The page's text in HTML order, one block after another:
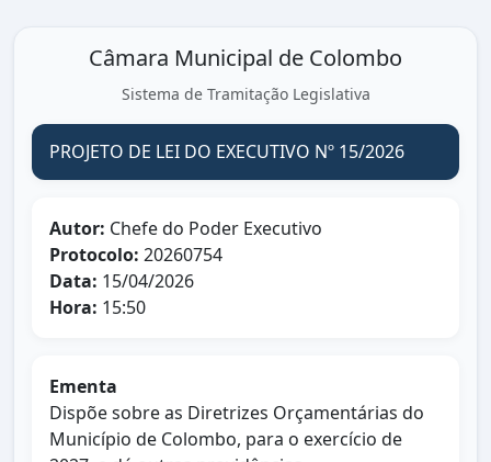
Câmara Municipal de Colombo
Sistema de Tramitação Legislativa
PROJETO DE LEI DO EXECUTIVO Nº 15/2026
Autor: Chefe do Poder Executivo
Protocolo: 20260754
Data: 15/04/2026
Hora: 15:50
Ementa
Dispõe sobre as Diretrizes Orçamentárias do
Município de Colombo, para o exercício de